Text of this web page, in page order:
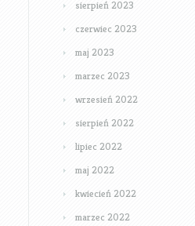
sierpień 2023
czerwiec 2023
maj 2023
marzec 2023
wrzesień 2022
sierpień 2022
lipiec 2022
maj 2022
kwiecień 2022
marzec 2022